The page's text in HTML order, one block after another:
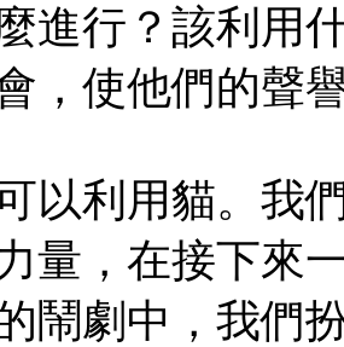
進行？該利用
，使他們的聲
以利用貓。我
量，在接下來
鬧劇中，我們